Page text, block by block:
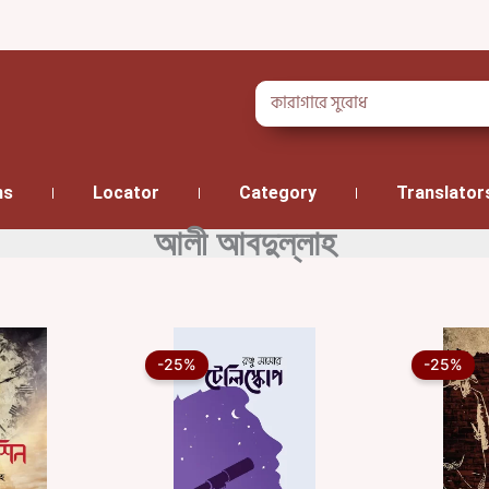
Search
Locator Category
আলী আবদুল্লাহ
.
Current
price
is:
88.00৳ .
-25%
price
was:
184.00৳ .
-25%